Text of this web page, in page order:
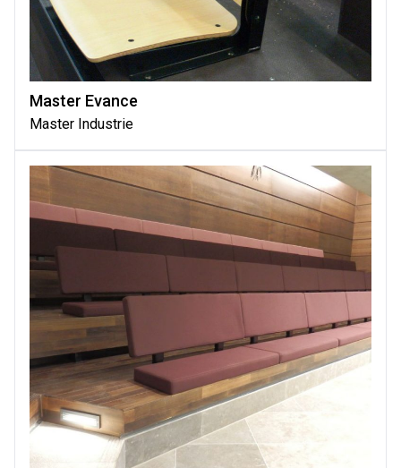
Master Evance
Master Industrie